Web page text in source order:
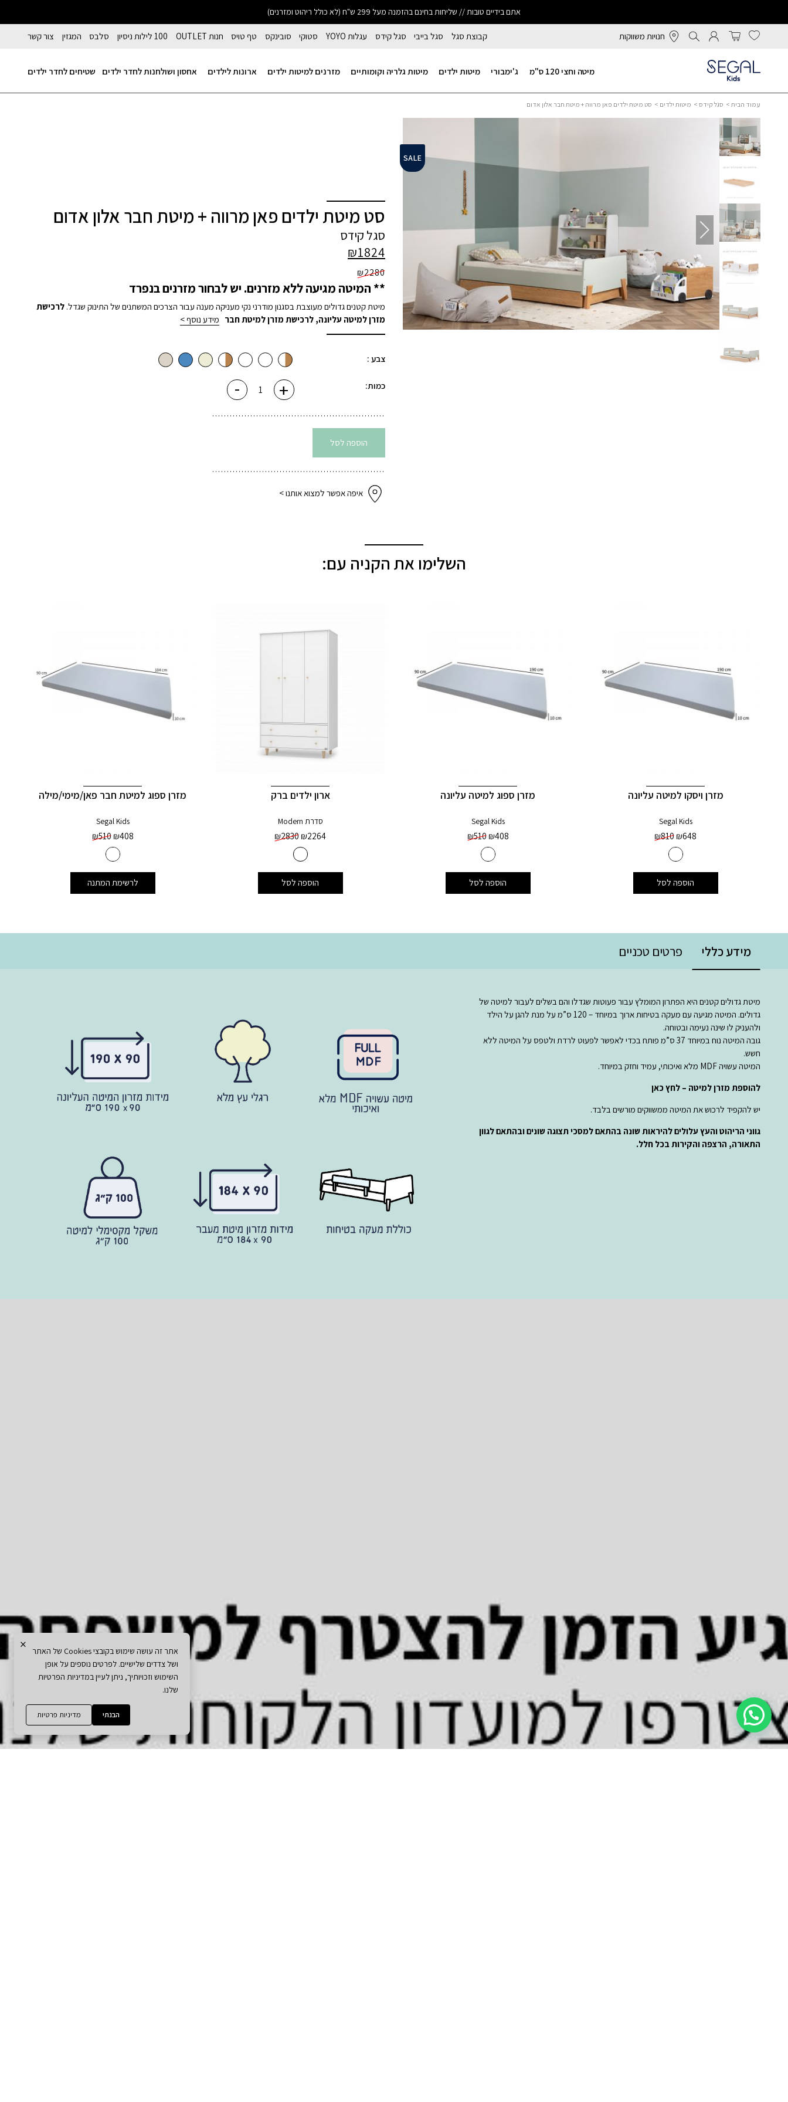
×
אתר זה עושה שימוש בקובצי Cookies של האתר
ושל צדדים שלישיים. לפרטים נוספים על אופן
השימוש וזכויותיך, ניתן לעיין במדיניות הפרטיות
שלנו.
הבנתי מדיניות פרטיות
אתם בידיים טובות // שליחות בחינם בהזמנה מעל 299 ש"ח (לא כולל ריהוט ומזרנים)
חנויות משווקות קבוצת סגל סגל בייבי סגל קידס עגלות YOYO סטוקי סובינקס טף טויס חנות OUTLET 100 לילות ניסיון סלבס המגזין צור קשר
מיטה וחצי 120 ס"מ ג'ימבורי מיטות ילדים מיטות גלריה וקומותיים מזרנים למיטות ילדים ארונות לילדים אחסון ושולחנות לחדר ילדים שטיחים לחדר ילדים
עמוד הבית > סגל קידס > מיטות ילדים > סט מיטת ילדים פאן מרווה + מיטת חבר אלון אדום
SALE
סט מיטת ילדים פאן מרווה + מיטת חבר אלון אדום
סגל קידס
₪1824
₪2280
** המיטה מגיעה ללא מזרנים. יש לבחור מזרנים בנפרד
מיטת קטנים גדולים מעוצבת בסגנון מודרני נקי מעניקה מענה עבור הצרכים המשתנים של התינוק שגדל. לרכישת
מזרן למיטה עליונה, לרכישת מזרן למיטת חבר מידע נוסף >
צבע :
כמות: - של
ילדים
אלון
+
הוספה לסל
איפה אפשר למצוא אותנו >
השלימו את הקניה עם:
מזרן ויסקו למיטה עליונה
Segal Kids
₪648
₪810
הוספה לסל
מזרן ספוג למיטה עליונה
Segal Kids
₪408
₪510
הוספה לסל
ארון ילדים ברק
סדרת Modern
₪2264
₪2830
הוספה לסל
מזרן ספוג למיטת חבר פאן/מימי/מילה
Segal Kids
₪408
₪510
לרשימת המתנה
מידע כללי פרטים טכניים
מיטת גדולים קטנים היא הפתרון המומלץ עבור פעוטות שגדלו והם בשלים לעבור למיטה של
גדולים. המיטה מגיעה עם מעקה בטיחות ארוך במיוחד – 120 ס”מ על מנת להגן על הילד
ולהעניק לו שינה נעימה ובטוחה.
גובה המיטה נוח במיוחד 37 ס”מ פותח בכדי לאפשר לפעוט לרדת ולטפס על המיטה ללא
חשש.
המיטה עשויה MDF מלא ואיכותי, עמיד וחזק במיוחד.
להוספת מזרן למיטה – לחץ כאן
יש להקפיד לרכוש את המיטה ממשווקים מורשים בלבד.
גווני הריהוט והעץ עלולים להיראות שונה בהתאם למסכי תצוגה שוניםובהתאם לגוון
התאורה, הרצפה והקירות בכל חלל.